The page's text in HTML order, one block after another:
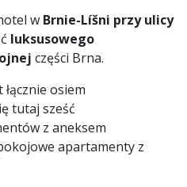
w Brnie-Líšni przy ulicy
luksusowego
części Brna.
osiem
tutaj sześć
z aneksem
apartamenty z